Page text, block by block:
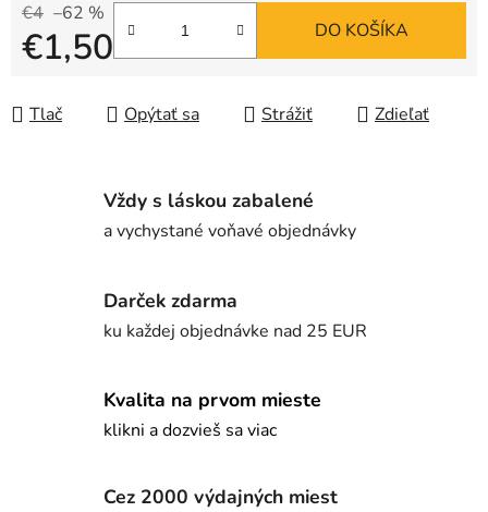
€4 –62 %
€1,50 DO KOŠÍKA
Tlač Opýtať sa Strážiť Zdieľať
Vždy s láskou zabalené
a vychystané voňavé objednávky
Darček zdarma
ku každej objednávke nad 25 EUR
Kvalita na prvom mieste
klikni a dozvieš sa viac
Cez 2000 výdajných miest